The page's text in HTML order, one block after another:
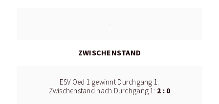
-
ZWISCHENSTAND
ESV Oed 1 gewinnt Durchgang 1.
Zwischenstand nach Durchgang 1: 2 : 0